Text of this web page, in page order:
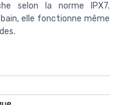
selon la norme IPX7.
elle fonctionne même